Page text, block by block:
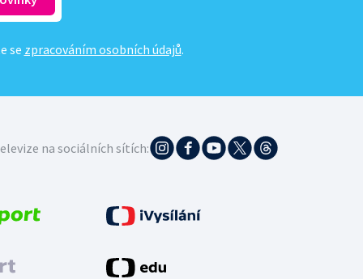
se zpracováním osobních údajů.